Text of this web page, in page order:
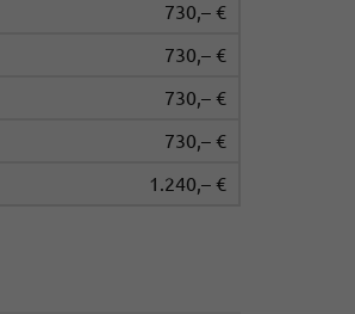
730,– €
730,– €
730,– €
730,– €
1.240,– €